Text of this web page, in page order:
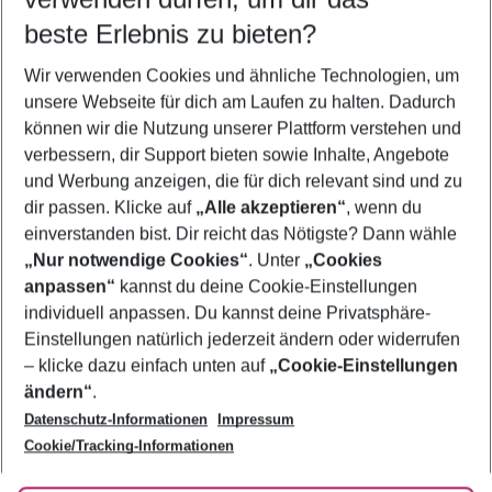
5-8 Nächte
2 Erwachsene Keine Kinder
Mehr Filter anzeigen
Footer
Footer navigation
Über uns
AGB
Bestpreisgarantie
Cookie-Einstellungen ändern
Cookie-Richtlinie
Agenturbetreuung
Barrierefreies Reisen
Folge uns
beste Erlebnis zu bieten?
Wir verwenden Cookies und ähnliche Technologien, um
unsere Webseite für dich am Laufen zu halten. Dadurch
können wir die Nutzung unserer Plattform verstehen und
verbessern, dir Support bieten sowie Inhalte, Angebote
und Werbung anzeigen, die für dich relevant sind und zu
dir passen. Klicke auf „Alle akzeptieren“, wenn du
einverstanden bist. Dir reicht das Nötigste? Dann wähle
„Nur notwendige Cookies“. Unter „Cookies
anpassen“ kannst du deine Cookie-Einstellungen
individuell anpassen. Du kannst deine Privatsphäre-
Einstellungen natürlich jederzeit ändern oder widerrufen
– klicke dazu einfach unten auf „Cookie-Einstellungen
ändern“.
Datenschutz-Informationen
Impressum
Cookie/Tracking-Informationen